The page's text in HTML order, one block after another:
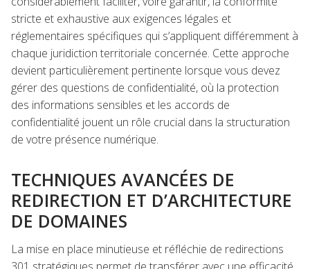
stricte et exhaustive aux exigences légales et
réglementaires spécifiques qui s’appliquent différemment à
chaque juridiction territoriale concernée. Cette approche
devient particulièrement pertinente lorsque vous devez
gérer des questions de confidentialité, où la protection
des informations sensibles et les accords de
confidentialité jouent un rôle crucial dans la structuration
de votre présence numérique.
TECHNIQUES AVANCÉES DE
REDIRECTION ET D’ARCHITECTURE
DE DOMAINES
La mise en place minutieuse et réfléchie de redirections
301 stratégiques permet de transférer avec une efficacité